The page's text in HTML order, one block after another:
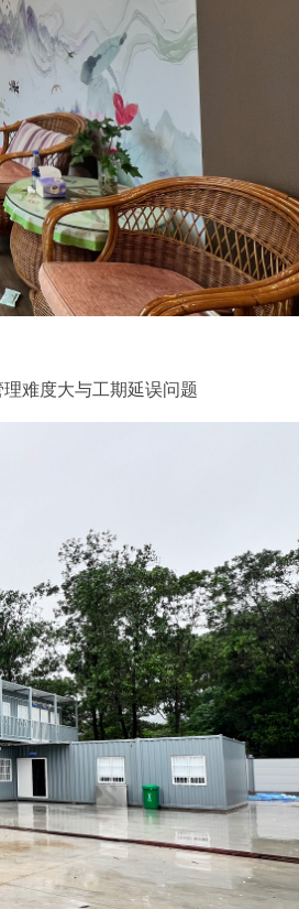
难度大与工期延误问题